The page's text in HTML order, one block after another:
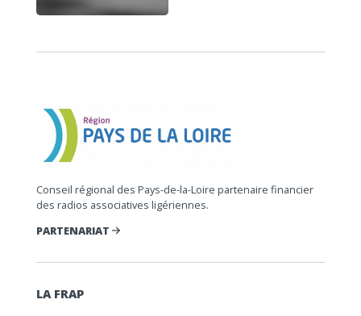
Conseil régional des Pays-de-la-Loire partenaire financier
des radios associatives ligériennes.
PARTENARIAT
LA FRAP